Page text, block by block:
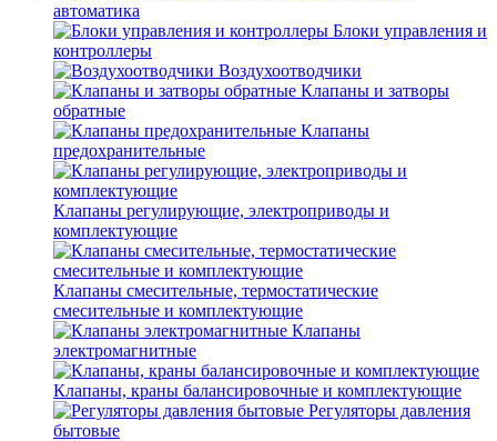
автоматика
Блоки управления и
контроллеры
Воздухоотводчики
Клапаны и затворы
обратные
Клапаны
предохранительные
Клапаны регулирующие, электроприводы и
комплектующие
Клапаны смесительные, термостатические
смесительные и комплектующие
Клапаны
электромагнитные
Клапаны, краны балансировочные и комплектующие
Регуляторы давления
бытовые